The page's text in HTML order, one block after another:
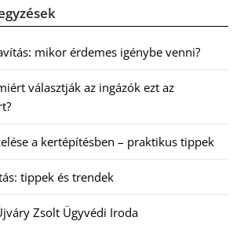
mikor érdemes igénybe venni?
választják az ingázók ezt az
a kertépítésben – praktikus tippek
tippek és trendek
Zsolt Ügyvédi Iroda